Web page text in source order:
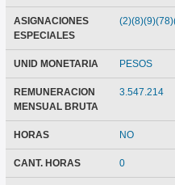
ASIGNACIONES
ESPECIALES
UNID MONETARIA PESOS
REMUNERACION
MENSUAL BRUTA
3.547.214
HORAS NO
CANT. HORAS 0